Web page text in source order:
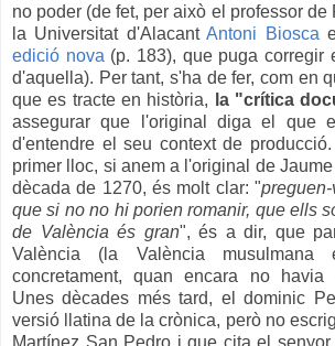
no poder (de fet, per això el professor de
la Universitat d'AlacantAntoni Biosca
edició nova (p. 183), que puga corregir
d'aquella). Per tant, s'ha de fer, com en
que es tracte en història,
la "crítica
assegurar que
l'original diga el que
d'entendre el seu context de
primer lloc, si anem a l'original de
dècada de 1270, és molt clar: "preg
quesi no no hi porien romanir, que ells
de València és gran", és a dir, que
València (la València musulmana
concretament, quan encara no havia
Unes dècades més tard, el dominic
versió llatina de la crònica, però no
Martínez San Pedro i que cita el senyor